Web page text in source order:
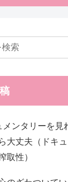
ンタリーを見
大丈夫（ドキ
取性）